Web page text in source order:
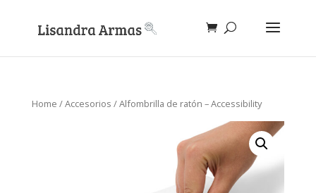
Home /Accesorios / Alfombrilla de ratón – Accessibility